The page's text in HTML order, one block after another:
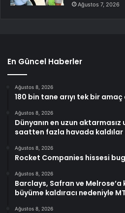
Ağustos 7, 2026
En Güncel Haberler
Ağustos 8, 2026
180 bin tane arıyı tek bir
Ağustos 8, 2026
Dünyanın en uzun
saatten fazla havada kaldılar
Ağustos 8, 2026
Rocket Companies hissesi
Ağustos 8, 2026
Barclays, Safran ve Melrose’a
büyüme kaldıracı nedeniyle
Ağustos 8, 2026